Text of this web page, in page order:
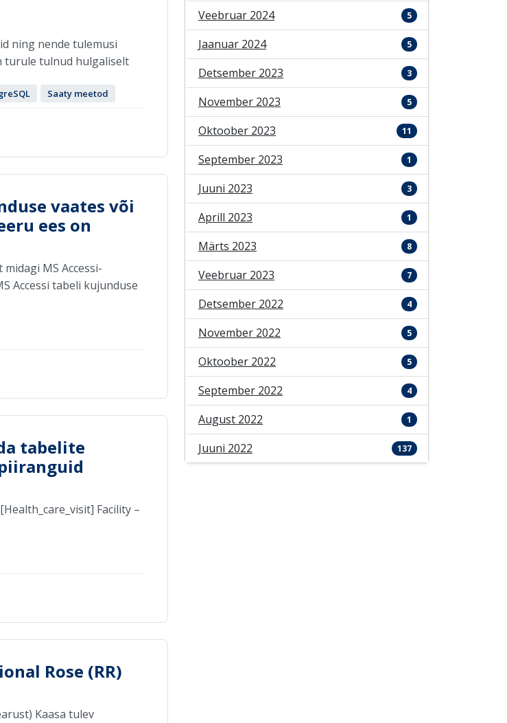
ning nende tulemusi
turule tulnud hulgaliselt
Saaty meetod
vaates või
ees on
MS Accessi-
Accessi tabeli kujunduse
tabelite
Facility –
Rose (RR)
Kaasa tulev
Veebruar 2024 5
Jaanuar 2024 5
Detsember 2023 3
November 2023 5
Oktoober 2023 11
September 2023 1
Juuni 2023 3
Aprill 2023 1
Märts 2023 8
Veebruar 2023 7
Detsember 2022 4
November 2022 5
Oktoober 2022 5
September 2022 4
August 2022 1
Juuni 2022 137